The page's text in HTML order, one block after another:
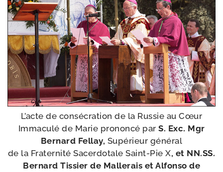
L’acte de consé­cra­tion de la Russie au Cœur
Immaculé de Marie pro­non­cé par S. Exc. Mgr
Bernard Fellay, Supérieur géné­ral
de la Fraternité Sacerdotale Saint-​Pie X, et NN​.SS.
Bernard Tissier de Mallerais et Alfonso de